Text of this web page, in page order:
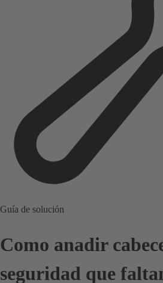
Guía de solución
Como anadir
seguridad que